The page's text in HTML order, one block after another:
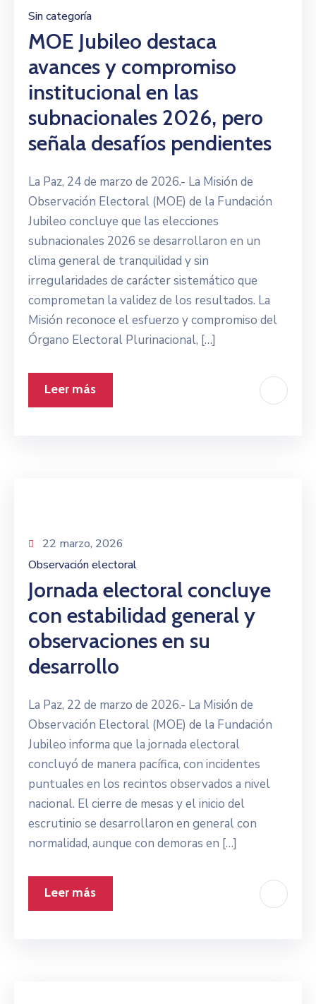
Sin categoría
MOE Jubileo destaca
avances y compromiso
institucional en las
subnacionales 2026, pero
señala desafíos pendientes
La Paz, 24 de marzo de 2026.- La Misión de
Observación Electoral (MOE) de la Fundación
Jubileo concluye que las elecciones
subnacionales 2026 se desarrollaron en un
clima general de tranquilidad y sin
irregularidades de carácter sistemático que
comprometan la validez de los resultados. La
Misión reconoce el esfuerzo y compromiso del
Órgano Electoral Plurinacional, […]
Leer más
22 marzo, 2026
Observación electoral
Jornada electoral concluye
con estabilidad general y
observaciones en su
desarrollo
La Paz, 22 de marzo de 2026.- La Misión de
Observación Electoral (MOE) de la Fundación
Jubileo informa que la jornada electoral
concluyó de manera pacífica, con incidentes
puntuales en los recintos observados a nivel
nacional. El cierre de mesas y el inicio del
escrutinio se desarrollaron en general con
normalidad, aunque con demoras en […]
Leer más